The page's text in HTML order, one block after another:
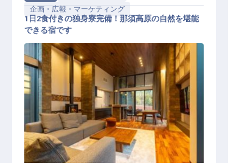
企画・広報・マーケティング
セールス・マーケ
1日2食付きの独身寮完備！那須高原の自然を堪能
できる宿です